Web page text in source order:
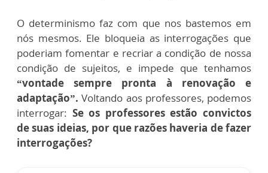
O determinismo faz com que nos bastemos em
nós mesmos. Ele bloqueia as interrogações que
poderiam fomentar e recriar a condição de nossa
condição de sujeitos, e impede que tenhamos
“vontade sempre pronta à renovação e
adaptação”.Voltando aos professores, podemos
interrogar: Se os professores estão convictos
de suas ideias, por que razões haveria de fazer
interrogações?